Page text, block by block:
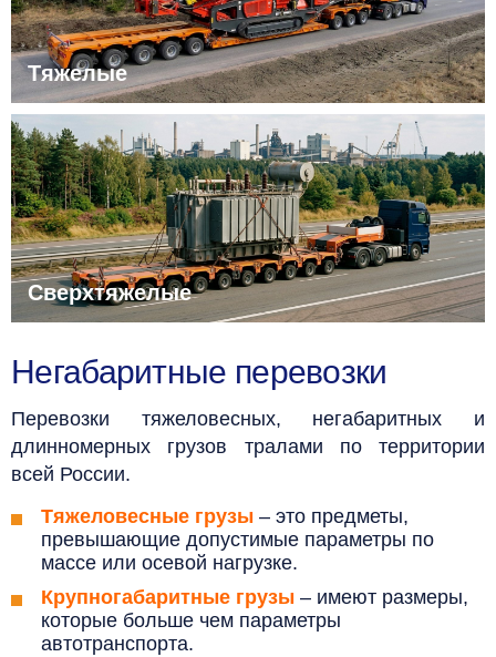
Тяжелые
Сверхтяжелые
Негабаритные перевозки
Перевозки тяжеловесных, негабаритных и
длинномерных грузов тралами по территории
всей России.
Тяжеловесные грузы – это предметы,
превышающие допустимые параметры по
массе или осевой нагрузке.
Крупногабаритные грузы – имеют размеры,
которые больше чем параметры
автотранспорта.